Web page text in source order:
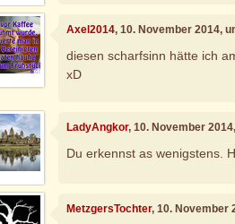
Axel2014, 10. November 2014,
diesen scharfsinn hätte ich
xD
LadyAngkor, 10. November
Du erkennst as wenigstens.
MetzgersTochter, 10. November